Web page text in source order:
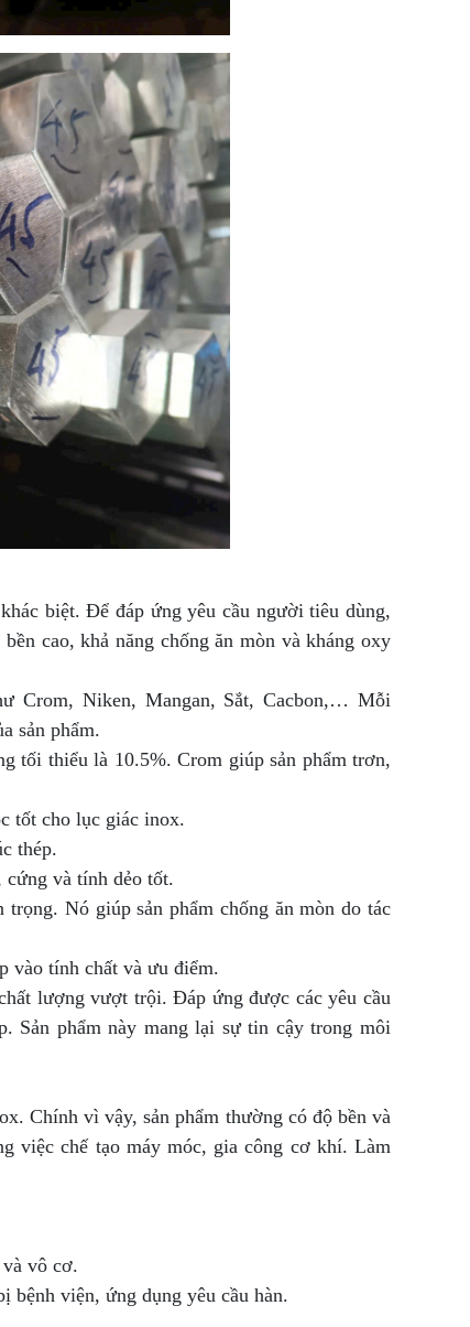
biệt. Để đáp ứng yêu cầu người tiêu dùng,
cao, khả năng chống ăn mòn và kháng oxy
Crom, Niken, Mangan, Sắt, Cacbon,… Mỗi
sản phẩm.
tối thiểu là 10.5%. Crom giúp sản phẩm trơn,
tốt cho lục giác inox.
thép.
cứng và tính dẻo tốt.
Nó giúp sản phẩm chống ăn mòn do tác
vào tính chất và ưu điểm.
lượng vượt trội. Đáp ứng được các yêu cầu
Sản phẩm này mang lại sự tin cậy trong môi
Chính vì vậy, sản phẩm thường có độ bền và
việc chế tạo máy móc, gia công cơ khí. Làm
vô cơ.
bệnh viện, ứng dụng yêu cầu hàn.